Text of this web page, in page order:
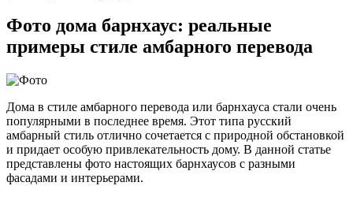
Фото дома барнхаус: реальные
примеры стиле амбарного перевода
Дома в стиле амбарного перевода или барнхауса стали очень
популярными в последнее время. Этот типа русский
амбарный стиль отлично сочетается с природной обстановкой
и придает особую привлекательность дому. В данной статье
представлены фото настоящих барнхаусов с разными
фасадами и интерьерами.